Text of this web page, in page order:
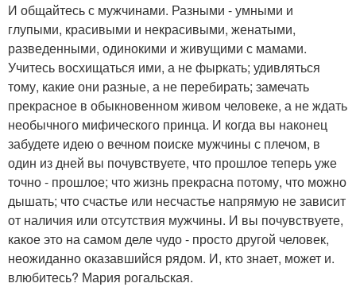
И общайтесь с мужчинами. Разными - умными и
глупыми, красивыми и некрасивыми, женатыми,
разведенными, одинокими и живущими с мамами.
Учитесь восхищаться ими, а не фыркать; удивляться
тому, какие они разные, а не перебирать; замечать
прекрасное в обыкновенном живом человеке, а не ждать
необычного мифического принца. И когда вы наконец
забудете идею о вечном поиске мужчины с плечом, в
один из дней вы почувствуете, что прошлое теперь уже
точно - прошлое; что жизнь прекрасна потому, что можно
дышать; что счастье или несчастье напрямую не зависит
от наличия или отсутствия мужчины. И вы почувствуете,
какое это на самом деле чудо - просто другой человек,
неожиданно оказавшийся рядом. И, кто знает, может и.
влюбитесь? Мария рогальская.